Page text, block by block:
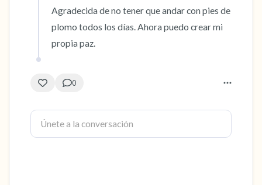
Agradecida de no tener que andar con pies de
plomo todos los días. Ahora puedo crear mi
propia paz.
0